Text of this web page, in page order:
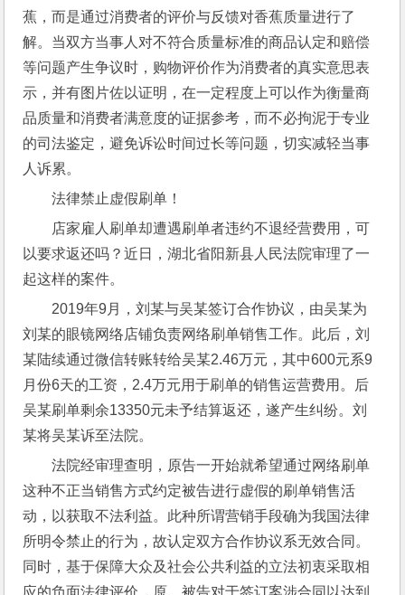
蕉，而是通过消费者的评价与反馈对香蕉质量进行了
解。当双方当事人对不符合质量标准的商品认定和赔偿
等问题产生争议时，购物评价作为消费者的真实意思表
示，并有图片佐以证明，在一定程度上可以作为衡量商
品质量和消费者满意度的证据参考，而不必拘泥于专业
的司法鉴定，避免诉讼时间过长等问题，切实减轻当事
人诉累。
法律禁止虚假刷单！
店家雇人刷单却遭遇刷单者违约不退经营费用，可
以要求返还吗？近日，湖北省阳新县人民法院审理了一
起这样的案件。
2019年9月，刘某与吴某签订合作协议，由吴某为
刘某的眼镜网络店铺负责网络刷单销售工作。此后，刘
某陆续通过微信转账转给吴某2.46万元，其中600元系9
月份6天的工资，2.4万元用于刷单的销售运营费用。后
吴某刷单剩余13350元未予结算返还，遂产生纠纷。刘
某将吴某诉至法院。
法院经审理查明，原告一开始就希望通过网络刷单
这种不正当销售方式约定被告进行虚假的刷单销售活
动，以获取不法利益。此种所谓营销手段确为我国法律
所明令禁止的行为，故认定双方合作协议系无效合同。
同时，基于保障大众及社会公共利益的立法初衷采取相
应的负面法律评价，原、被告对于签订案涉合同以达到